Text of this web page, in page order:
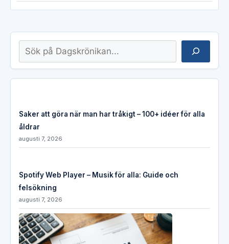
Sök
Saker att göra när man har tråkigt – 100+ idéer för alla
åldrar
augusti 7, 2026
Spotify Web Player – Musik för alla: Guide och
felsökning
augusti 7, 2026